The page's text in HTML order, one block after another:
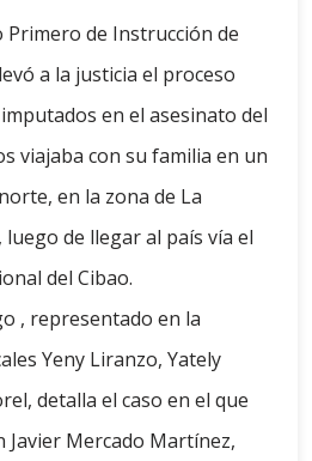
Primero de Instrucción de
a la justicia el proceso
en el asesinato del
viajaba con su familia en un
en la zona de La
luego de llegar al país vía el
del Cibao.
, representado en la
Yeny Liranzo, Yately
detalla el caso en el que
Javier Mercado Martínez,